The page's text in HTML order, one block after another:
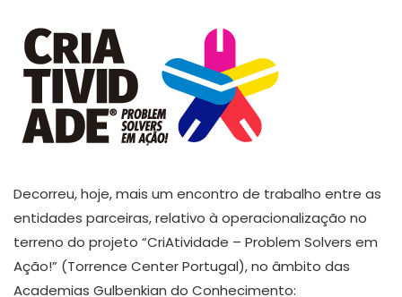
Decorreu, hoje, mais um encontro de trabalho entre as
entidades parceiras, relativo à operacionalização no
terreno do projeto “CriAtividade – Problem Solvers em
Ação!” (Torrence Center Portugal), no âmbito das
Academias Gulbenkian do Conhecimento: